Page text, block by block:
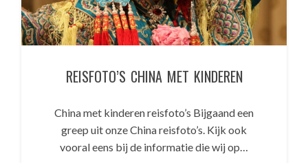
REISFOTO’S CHINA MET KINDEREN
China met kinderen reisfoto’s Bijgaand een
greep uit onze China reisfoto’s. Kijk ook
vooral eens bij de informatie die wij op…